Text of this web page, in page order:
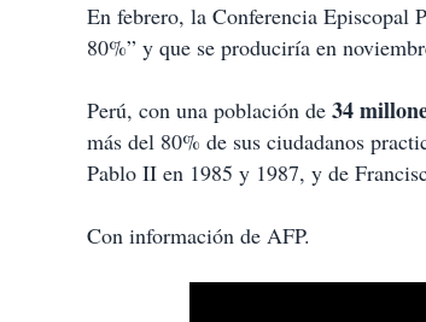
En febrero, la Conferencia Episcopal
80%” y que se produciría en
Perú, con una población de 34
más del 80% de sus ciudadanos
Pablo II en 1985 y 1987, y de
Con información de AFP.